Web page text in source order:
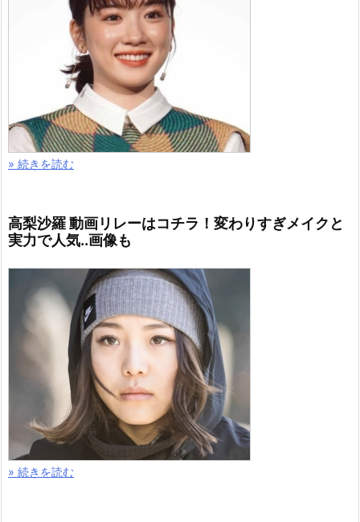
» 続きを読む
高梨沙羅 動画リレーはコチラ！変わりすぎメイクと
実力で人気..画像も
» 続きを読む